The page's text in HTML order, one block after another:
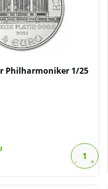
Philharmoniker 1/25